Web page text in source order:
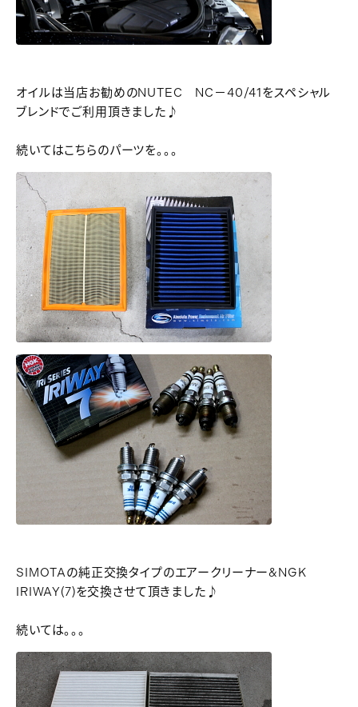
オイルは当店お勧めのNUTEC NC－40/41をスペシャル
ブレンドでご利用頂きました♪
続いてはこちらのパーツを。。。
SIMOTAの純正交換タイプのエアークリーナー&NGK
IRIWAY(7)を交換させて頂きました♪
続いては。。。